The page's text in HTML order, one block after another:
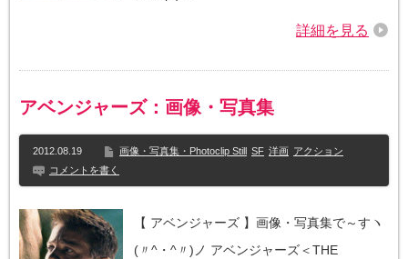
詳細を見る
アベンジャーズ：画像・写真集
2012.08.19 画像・写真集・Photoclip Still SF 洋画 アクション
コメントを書く
【 アベンジャーズ 】画像・写真集で～すヽ
(〃^・^〃)ノ アベンジャーズ＜THE